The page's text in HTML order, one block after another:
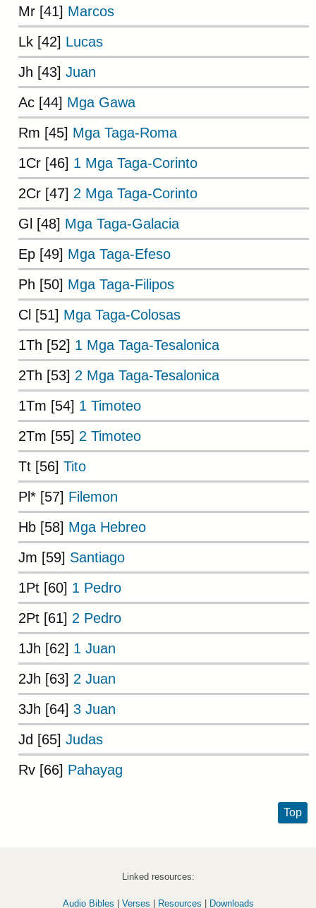
Mr [41] Marcos
Lk [42] Lucas
Jh [43] Juan
Ac [44] Mga Gawa
Rm [45] Mga Taga-Roma
1Cr [46] 1 Mga Taga-Corinto
2Cr [47] 2 Mga Taga-Corinto
Gl [48] Mga Taga-Galacia
Ep [49] Mga Taga-Efeso
Ph [50] Mga Taga-Filipos
Cl [51] Mga Taga-Colosas
1Th [52] 1 Mga Taga-Tesalonica
2Th [53] 2 Mga Taga-Tesalonica
1Tm [54] 1 Timoteo
2Tm [55] 2 Timoteo
Tt [56] Tito
Pl* [57] Filemon
Hb [58] Mga Hebreo
Jm [59] Santiago
1Pt [60] 1 Pedro
2Pt [61] 2 Pedro
1Jh [62] 1 Juan
2Jh [63] 2 Juan
3Jh [64] 3 Juan
Jd [65] Judas
Rv [66] Pahayag
Top
Linked resources:
Audio Bibles Verses Resources Downloads